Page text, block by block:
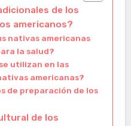
de los
americanos?
nativas americanas
la salud?
utilizan en las
americanas?
de preparación de los
de los